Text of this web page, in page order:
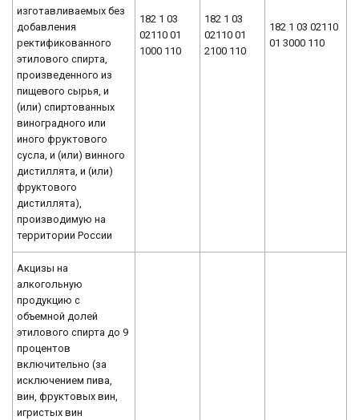
изготавливаемых без
добавления
ректификованного
этилового спирта,
произведенного из
пищевого сырья, и
(или) спиртованных
виноградного или
иного фруктового
сусла, и (или) винного
дистиллята, и (или)
фруктового
дистиллята),
производимую на
территории России
182 1 03
02110 01
1000 110
182 1 03
02110 01
2100 110
182 1 03 02110
01 3000 110
Акцизы на
алкогольную
продукцию с
объемной долей
этилового спирта до 9
процентов
включительно (за
исключением пива,
вин, фруктовых вин,
игристых вин